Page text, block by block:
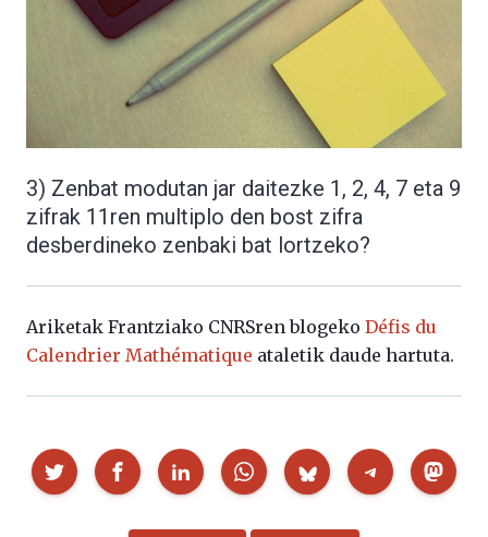
3) Zenbat modutan jar daitezke 1, 2, 4, 7 eta 9
zifrak 11ren multiplo den bost zifra
desberdineko zenbaki bat lortzeko?
Ariketak Frantziako CNRSren blogeko Défis du
Calendrier Mathématique ataletik daude hartuta.
Partekatu